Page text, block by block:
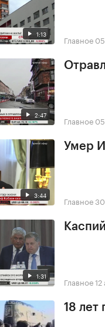
1:13 Главное
2:47 Главное
3:44
Умер
Главное
1:31 Главное
18 лет